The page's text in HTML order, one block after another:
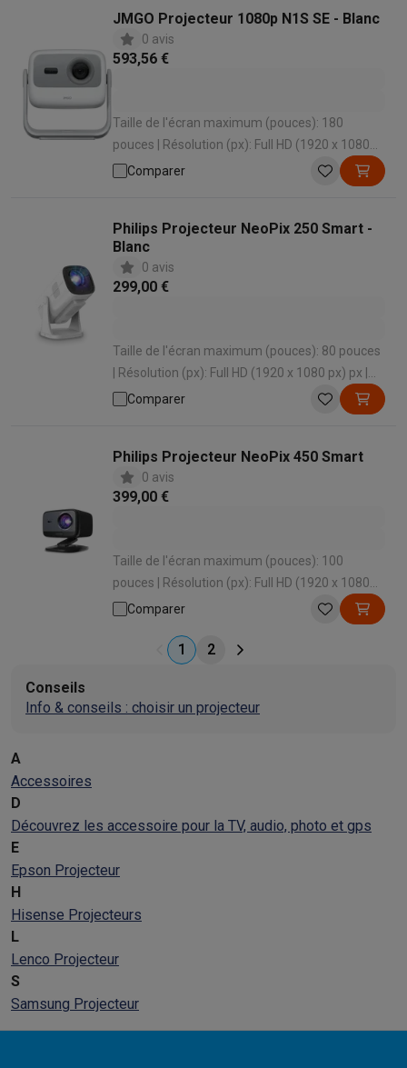
JMGO Projecteur 1080p N1S SE - Blanc
0 avis
593,56 €
Taille de l'écran maximum (pouces): 180
pouces | Résolution (px): Full HD (1920 x 1080
px) px | Distance de projection maximale (m):
15 m | Haut-parleurs intégrés: Oui | HDMI: 1
Comparer
Philips Projecteur NeoPix 250 Smart -
Blanc
0 avis
299,00 €
Taille de l'écran maximum (pouces): 80 pouces
| Résolution (px): Full HD (1920 x 1080 px) px |
Distance de projection maximale (m): 2.3 m |
Comparer
Philips Projecteur NeoPix 450 Smart
0 avis
399,00 €
Taille de l'écran maximum (pouces): 100
pouces | Résolution (px): Full HD (1920 x 1080
px) px | Distance de projection maximale (m):
2.8 m | Wi-Fi: Oui | Haut-parleurs intégrés: Oui
Comparer
1 2
Conseils
Info & conseils : choisir un projecteur
A
Accessoires
D
Découvrez les accessoire pour la TV, audio, photo et gps
E
Epson Projecteur
H
Hisense Projecteurs
L
Lenco Projecteur
S
Samsung Projecteur